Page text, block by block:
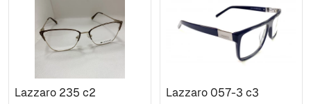
Lazzaro 235 с2 Lazzaro 057-3 с3